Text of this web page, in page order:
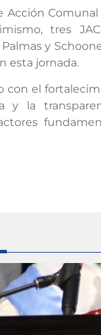
Comunal
tres
y
esta jornada.
con el
y la